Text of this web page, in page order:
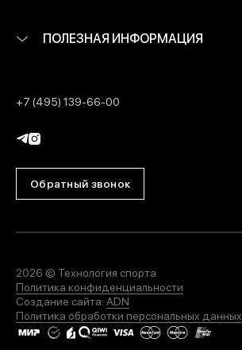
ПОЛЕЗНАЯ ИНФОРМАЦИЯ
+7 (495) 139-66-00
Обратный звонок
2026 © Технология спорта
Политика конфиденциальности
Создание сайта: ADN
Политика обработки персональных данных